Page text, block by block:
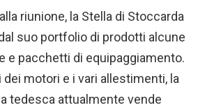
riunione, la Stella di Stoccarda
suo portfolio di prodotti alcune
e pacchetti di equipaggiamento.
dei motori e i vari allestimenti, la
tedesca attualmente vende